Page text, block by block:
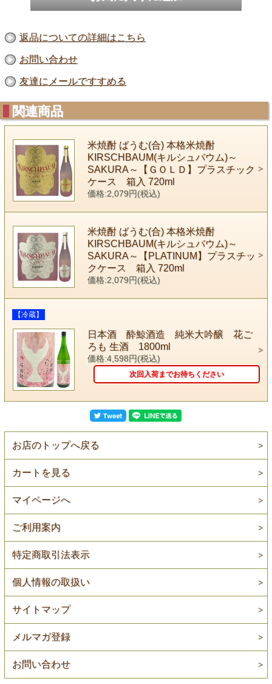
返品についての詳細はこちら
お問い合わせ
友達にメールですすめる
関連商品
米焼酎 ばうむ(合) 本格米焼酎
KIRSCHBAUM(キルシュバウム)～
SAKURA～【ＧＯＬＤ】プラスチック
ケース 箱入 720ml
価格:2,079円(税込)
米焼酎 ばうむ(合) 本格米焼酎
KIRSCHBAUM(キルシュバウム)～
SAKURA～【PLATINUM】プラスチッ
クケース 箱入 720ml
価格:2,079円(税込)
【冷蔵】
日本酒 酔鯨酒造 純米大吟醸 花ご
ろも 生酒 1800ml
価格:4,598円(税込)
次回入荷までお待ちください
お店のトップへ戻る
カートを見る
マイページへ
ご利用案内
特定商取引法表示
個人情報の取扱い
サイトマップ
メルマガ登録
お問い合わせ